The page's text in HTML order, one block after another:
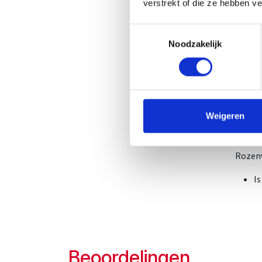
verstrekt of die ze hebben
Noodzakelijk
Weigeren